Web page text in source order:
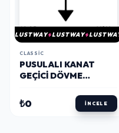
LUSTWAY LUSTWAY
CLASSIC
PUSULALI KANAT
GEÇICI DÖVME
₺0 İNCELE